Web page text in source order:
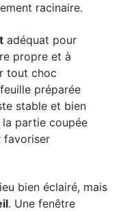
racinaire.
adéquat pour
propre et à
tout choc
préparée
stable et bien
partie coupée
favoriser
bien éclairé, mais
. Une fenêtre